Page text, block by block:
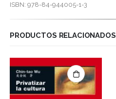
ISBN: 978-84-944005-1-3
PRODUCTOS RELACIONADOS